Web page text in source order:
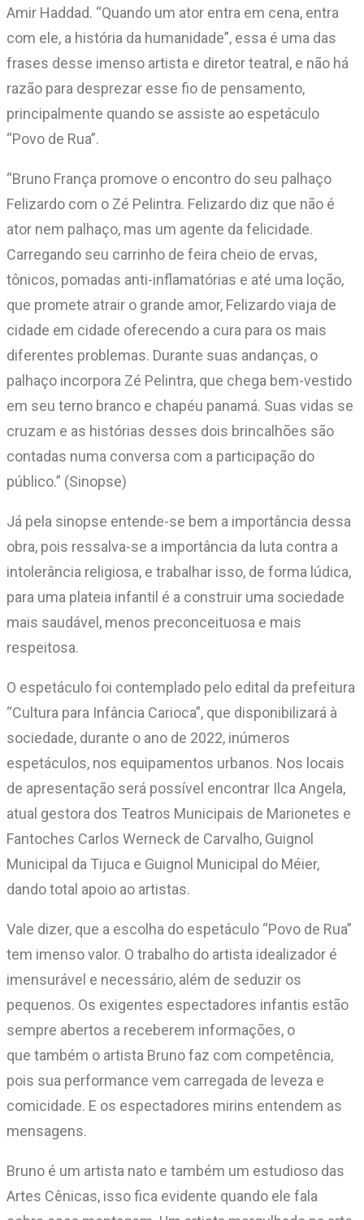
Amir Haddad. “Quando um ator entra em cena, entra
com ele, a história da humanidade”, essa é uma das
frases desse imenso artista e diretor teatral, e não há
razão para desprezar esse fio de pensamento,
principalmente quando se assiste ao espetáculo
“Povo de Rua”.
“Bruno França promove o encontro do seu palhaço
Felizardo com o Zé Pelintra. Felizardo diz que não é
ator nem palhaço, mas um agente da felicidade.
Carregando seu carrinho de feira cheio de ervas,
tônicos, pomadas anti-inflamatórias e até uma loção,
que promete atrair o grande amor, Felizardo viaja de
cidade em cidade oferecendo a cura para os mais
diferentes problemas. Durante suas andanças, o
palhaço incorpora Zé Pelintra, que chega bem-vestido
em seu terno branco e chapéu panamá. Suas vidas se
cruzam e as histórias desses dois brincalhões são
contadas numa conversa com a participação do
público.” (Sinopse)
Já pela sinopse entende-se bem a importância dessa
obra, pois ressalva-se a importância da luta contra a
intolerância religiosa, e trabalhar isso, de forma lúdica,
para uma plateia infantil é a construir uma sociedade
mais saudável, menos preconceituosa e mais
respeitosa.
O espetáculo foi contemplado pelo edital da prefeitura
“Cultura para Infância Carioca”, que disponibilizará à
sociedade, durante o ano de 2022, inúmeros
espetáculos, nos equipamentos urbanos. Nos locais
de apresentação será possível encontrar Ilca Angela,
atual gestora dos Teatros Municipais de Marionetes e
Fantoches Carlos Werneck de Carvalho, Guignol
Municipal da Tijuca e Guignol Municipal do Méier,
dando total apoio ao artistas.
Vale dizer, que a escolha do espetáculo “Povo de Rua”
tem imenso valor. O trabalho do artista idealizador é
imensurável e necessário, além de seduzir os
pequenos. Os exigentes espectadores infantis estão
sempre abertos a receberem informações, o
que também o artista Bruno faz com competência,
pois sua performance vem carregada de leveza e
comicidade. E os espectadores mirins entendem as
mensagens.
Bruno é um artista nato e também um estudioso das
Artes Cênicas, isso fica evidente quando ele fala